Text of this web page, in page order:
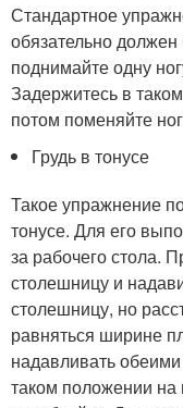
Стандартное
обязательно
поднимайте одну
Задержитесь в
потом поменяйте
Грудь в тонусе
Такое упражнение
тонусе. Для его
за рабочего стола.
столешницу и
столешницу, но
равняться ширине
надавливать
таком положении на